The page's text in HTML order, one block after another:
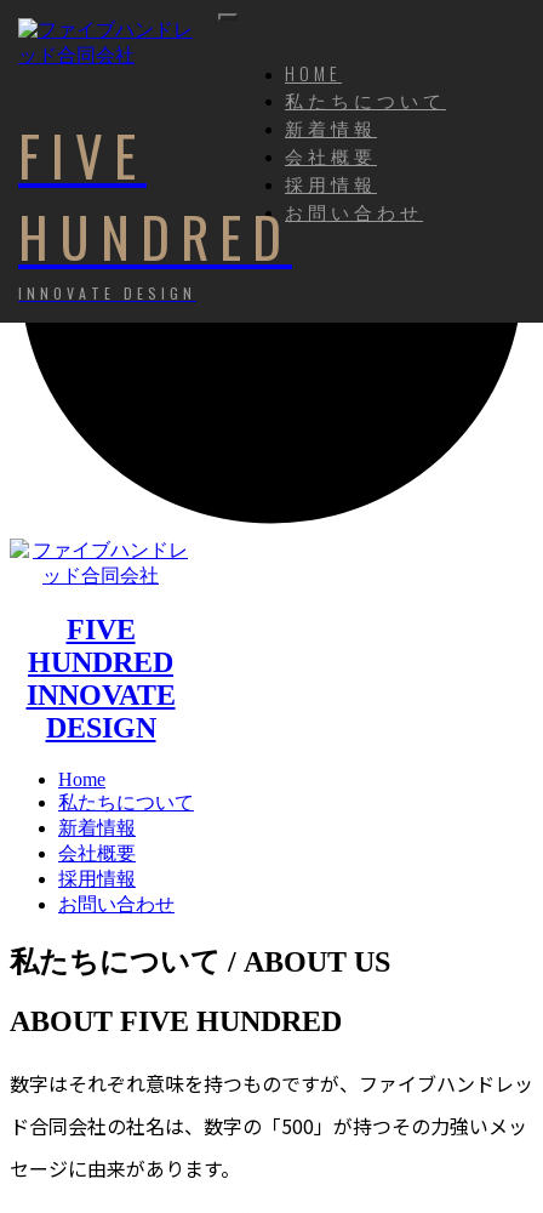
FIVE
HUNDRED
INNOVATE DESIGN
HOME
私たちについて
新着情報
会社概要
採用情報
お問い合わせ
FIVE
HUNDRED
INNOVATE
DESIGN
Home
私たちについて
新着情報
会社概要
採用情報
お問い合わせ
私たちについて / ABOUT US
ABOUT FIVE HUNDRED
数字はそれぞれ意味を持つものですが、ファイブハンドレッ
ド合同会社の社名は、数字の「500」が持つその力強いメッ
セージに由来があります。